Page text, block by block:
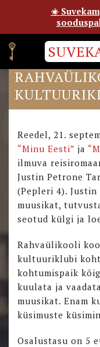
JUSTIN
Reedel, 21.
“Minu Eesti” ja
ilmuva
Justin Petrone
(Pepleri 4). Justin
muusikat,
seotud külgi ja
Rahvaülikooli
kultuuriklubi
kohtumispaik
kuulata ja
muusikat. Enam
küsimuste
Osalustasu on 5
☀️